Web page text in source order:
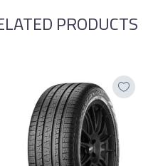
PRODUCTS